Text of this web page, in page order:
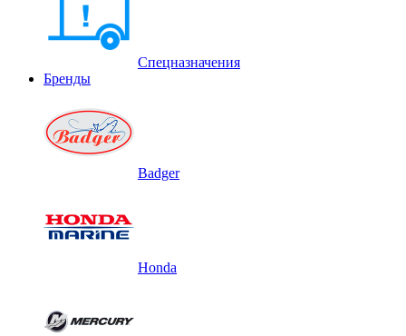
Спецназначения
Бренды
Badger
Honda